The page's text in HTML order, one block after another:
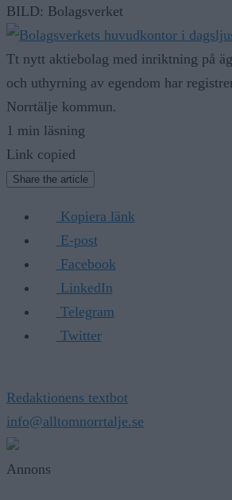
BILD: Bolagsverket
Tt nytt aktiebolag med inriktning på
och uthyrning av egendom har
Norrtälje kommun.
1 min läsning
Link copied
Share the article
Kopiera länk
E-post
Facebook
LinkedIn
Telegram
Twitter
Redaktionens textbot
info@alltomnorrtalje.se
Annons